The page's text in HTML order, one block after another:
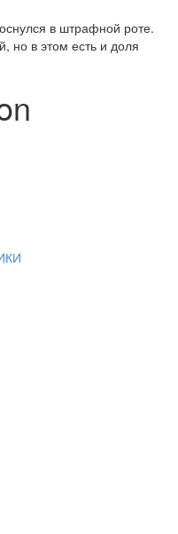
в штрафной роте.
но в этом есть и доля